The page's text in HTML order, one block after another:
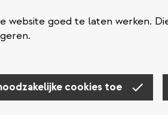
website goed te laten werken.
cookies toe